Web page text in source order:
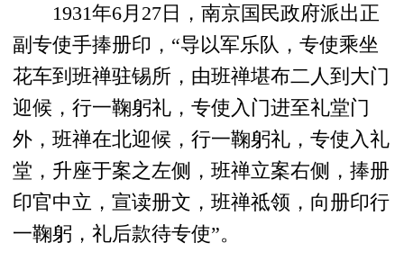
1931年6月27日，南京国民政府派出正
副专使手捧册印，“导以军乐队，专使乘坐
花车到班禅驻锡所，由班禅堪布二人到大门
迎候，行一鞠躬礼，专使入门进至礼堂门
外，班禅在北迎候，行一鞠躬礼，专使入礼
堂，升座于案之左侧，班禅立案右侧，捧册
印官中立，宣读册文，班禅祗领，向册印行
一鞠躬，礼后款待专使”。